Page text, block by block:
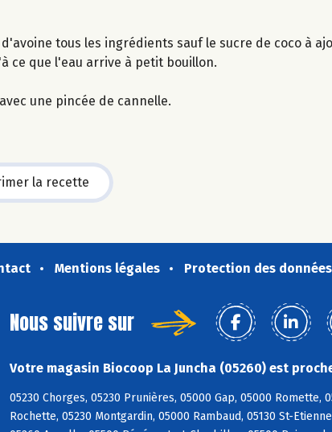
tous les ingrédients sauf le sucre de coco à
ce que l'eau arrive à petit bouillon.
une pincée de cannelle.
la recette
Mentions légales Protection des données
Nous suivre sur
Votre magasin Biocoop La Juncha (05260) est
05230 Chorges, 05230 Prunières, 05000 Gap, 05000 Romette,
Rochette, 05230 Montgardin, 05000 Rambaud, 05130 St-